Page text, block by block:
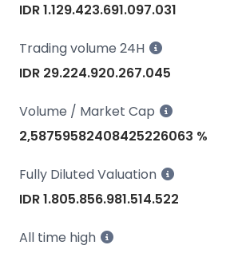
IDR 1.129.423.691.097.031
Trading volume 24H
IDR 29.224.920.267.045
Volume / Market Cap
2,58759582408425226063 %
Fully Diluted Valuation
IDR 1.805.856.981.514.522
All time high